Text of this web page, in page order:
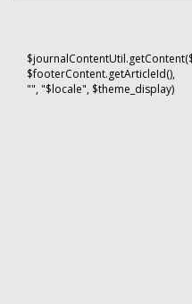
$footerContent.getArticleId(),
"", "$locale", $theme_display)